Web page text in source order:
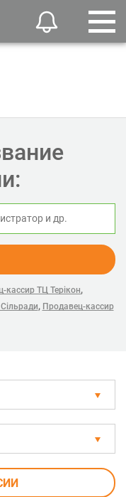
кассир ТЦ Терікон,
, Продавец-кассир